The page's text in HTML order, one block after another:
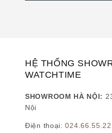
HỆ THỐNG
WATCHTIME
SHOWROOM HÀ NỘI:
Nội
Điện thoại: